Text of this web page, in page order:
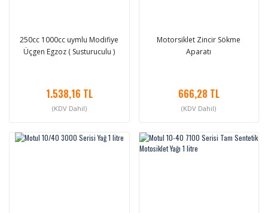
250cc 1000cc uymlu Modifiye
Üçgen Egzoz ( Susturuculu )
1.538,16 TL
(KDV Dahil)
Motorsiklet Zincir Sökme
Aparatı
666,28 TL
(KDV Dahil)